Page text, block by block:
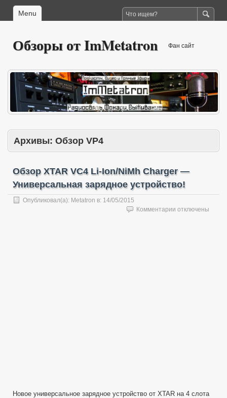
Menu
Обзоры от ImMetatron Фан сайт
Архивы: Обзор VP4
Обзор XTAR VC4 Li-Ion/NiMh Charger —
Универсальная зарядное устройство!
Опубликовал(а): Metatron в: 14/05/2015
Комментарии котключены
Новое универсальное зарядное устройство от XTAR на 4 слота